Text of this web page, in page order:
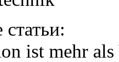
ist mehr